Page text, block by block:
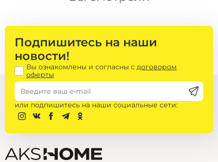
бренда "Делком 40", диваны, матрасы, шкафы и
кровати, столы керамогранит, корпусная мебель
Подъём диванов Дестайл на этаж:
При наличии лифта — 85 руб. на любой этаж.
Без лифта, 1 этаж — 85 руб.
Без лифта, со 2 по 5 этаж — 145 руб.
Подпишитесь на наши
новости!
Вы ознакомлены и согласны с договором
оферты
или подпишитесь на наши социальные сети: